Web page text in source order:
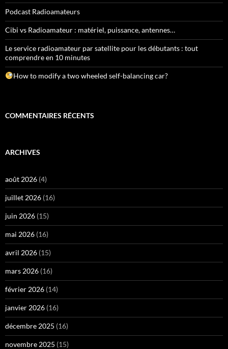
Podcast Radioamateurs
Cibi vs Radioamateur : matériel, puissance, antennes…
Le service radioamateur par satellite pour les débutants : tout
comprendre en 10 minutes
How to modify a two wheeled self-balancing car?
COMMENTAIRES RÉCENTS
ARCHIVES
août 2026 (4)
juillet 2026 (16)
juin 2026 (15)
mai 2026 (16)
avril 2026 (15)
mars 2026 (16)
février 2026 (14)
janvier 2026 (16)
décembre 2025 (16)
novembre 2025 (15)